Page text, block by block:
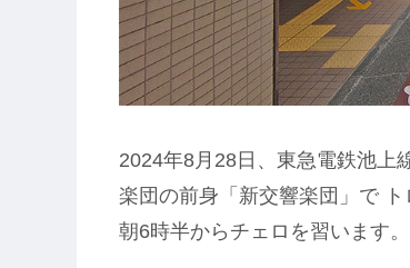
2024年8月28日、東急電鉄池上
楽団の前身「新交響楽団」で
朝6時半からチェロを習います